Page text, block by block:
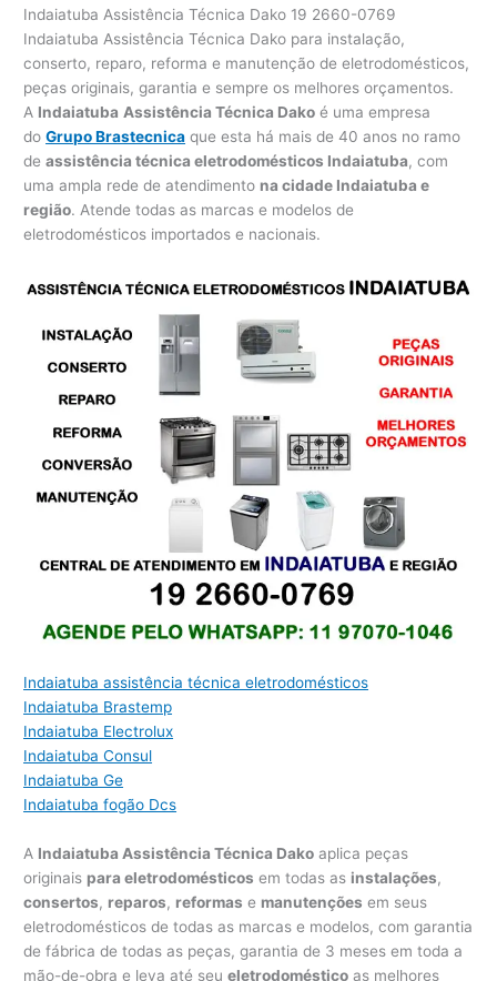
Indaiatuba Assistência Técnica Dako 19 2660-0769
Indaiatuba Assistência Técnica Dako para instalação,
conserto, reparo, reforma e manutenção de eletrodomésticos,
peças originais, garantia e sempre os melhores orçamentos.
A Indaiatuba Assistência Técnica Dako é uma empresa
doGrupo Brastecnica que esta há mais de 40 anos no ramo
deassistência técnica eletrodomésticos Indaiatuba, com
uma ampla rede de atendimento na cidade Indaiatuba e
região. Atende todas as marcas e modelos de
eletrodomésticos importados e nacionais.
Indaiatuba assistência técnica eletrodomésticos
Indaiatuba Brastemp
Indaiatuba Electrolux
Indaiatuba Consul
Indaiatuba Ge
Indaiatuba fogão Dcs
A Indaiatuba Assistência Técnica Dako aplica peças
originais para eletrodomésticos em todas as instalações,
consertos, reparos, reformas e manutenções em seus
eletrodomésticos de todas as marcas e modelos, com garantia
de fábrica de todas as peças, garantia de 3 meses em toda a
mão-de-obra e leva até seueletrodoméstico as melhores